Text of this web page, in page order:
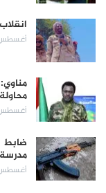
أغسطس 8,
أغسطس 8,
ضابط
أغسطس 8,